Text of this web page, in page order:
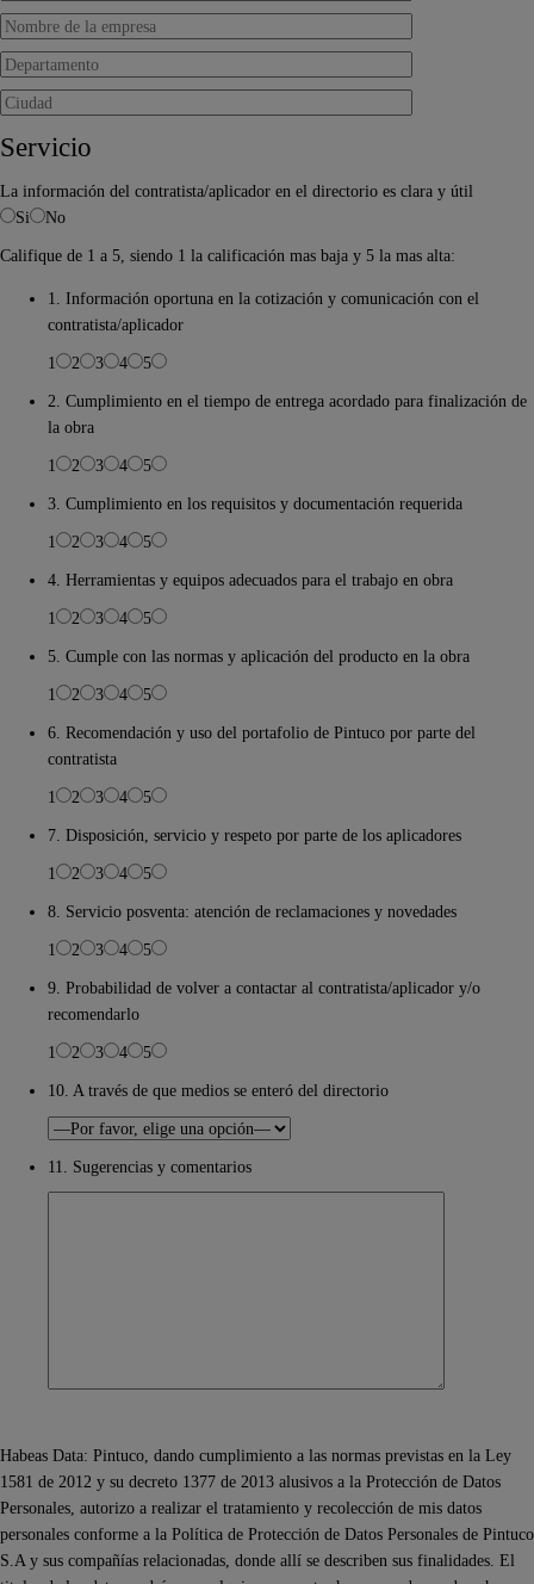
Servicio
La información del contratista/aplicador en el directorio es clara y útil
Si
No
Califique de 1 a 5, siendo 1 la calificación mas baja y 5 la mas alta:
1. Información oportuna en la cotización y comunicación con el
contratista/aplicador
1
2 3 4
5
2. Cumplimiento en el tiempo de entrega acordado para finalización de
la obra
1
2 3 4
5
3. Cumplimiento en los requisitos y documentación requerida
1
2 3 4
5
4. Herramientas y equipos adecuados para el trabajo en obra
1
2 3 4
5
5. Cumple con las normas y aplicación del producto en la obra
1
2 3 4
5
6. Recomendación y uso del portafolio de Pintuco por parte del
contratista
1
2 3 4
5
7. Disposición, servicio y respeto por parte de los aplicadores
1
2 3 4
5
8. Servicio posventa: atención de reclamaciones y novedades
1
2 3 4
5
9. Probabilidad de volver a contactar al contratista/aplicador y/o
recomendarlo
1
2 3 4
5
10. A través de que medios se enteró del directorio
11. Sugerencias y comentarios
Habeas Data: Pintuco, dando cumplimiento a las normas previstas en la Ley
1581 de 2012 y su decreto 1377 de 2013 alusivos a la Protección de Datos
Personales, autorizo a realizar el tratamiento y recolección de mis datos
personales conforme a la Política de Protección de Datos Personales de Pintuco
S.A y sus compañías relacionadas, donde allí se describen sus finalidades. El